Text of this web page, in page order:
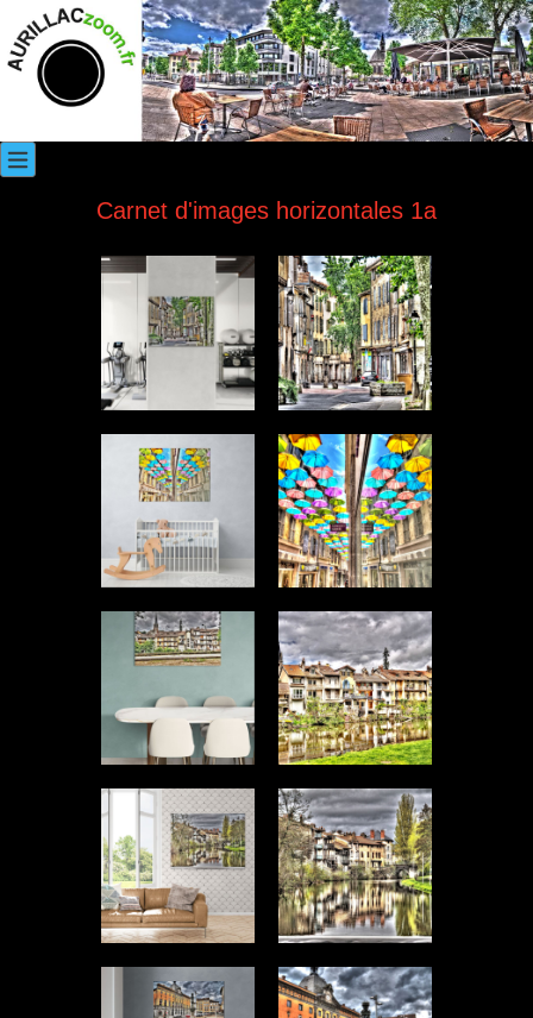
Carnet d'images horizontales 1a